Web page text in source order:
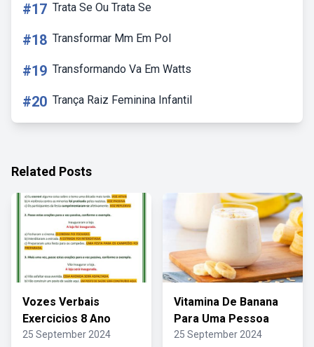
#17 Trata Se Ou Trata Se
#18 Transformar Mm Em Pol
#19 Transformando Va Em Watts
#20 Trança Raiz Feminina Infantil
Related Posts
Vozes Verbais
Exercicios 8 Ano
25 September 2024
Vitamina De Banana
Para Uma Pessoa
25 September 2024